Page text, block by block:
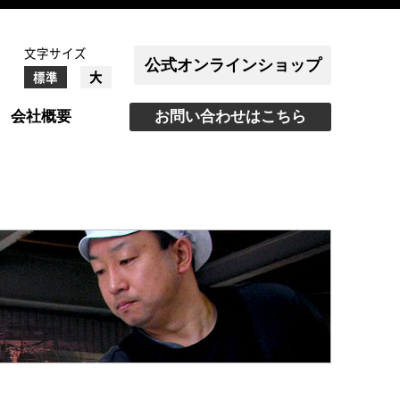
文字サイズ
標準
大
公式オンラインショップ
会社概要 お問い合わせはこちら